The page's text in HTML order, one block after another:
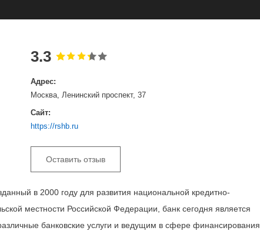
3.3
Адрес:
Москва, Ленинский проспект, 37
Сайт:
https://rshb.ru
Оставить отзыв
в 2000 году для развития национальной кредитно-
местности Российской Федерации, банк сегодня является
банковские услуги и ведущим в сфере финансирования